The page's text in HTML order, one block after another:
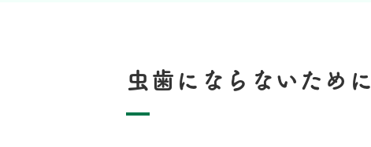
虫歯にならないために